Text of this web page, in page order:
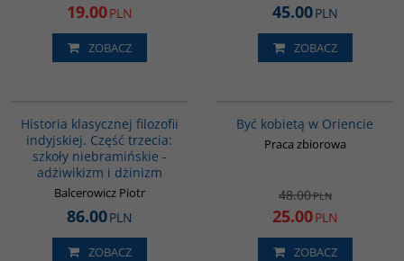
19.00PLN
ZOBACZ
45.00PLN
ZOBACZ
Historia klasycznej filozofii
indyjskiej. Część trzecia:
szkoły niebramińskie -
adżiwikizm i dżinizm
Balcerowicz Piotr
86.00PLN
ZOBACZ
Być kobietą w Oriencie
Praca zbiorowa
48.00PLN
25.00PLN
ZOBACZ